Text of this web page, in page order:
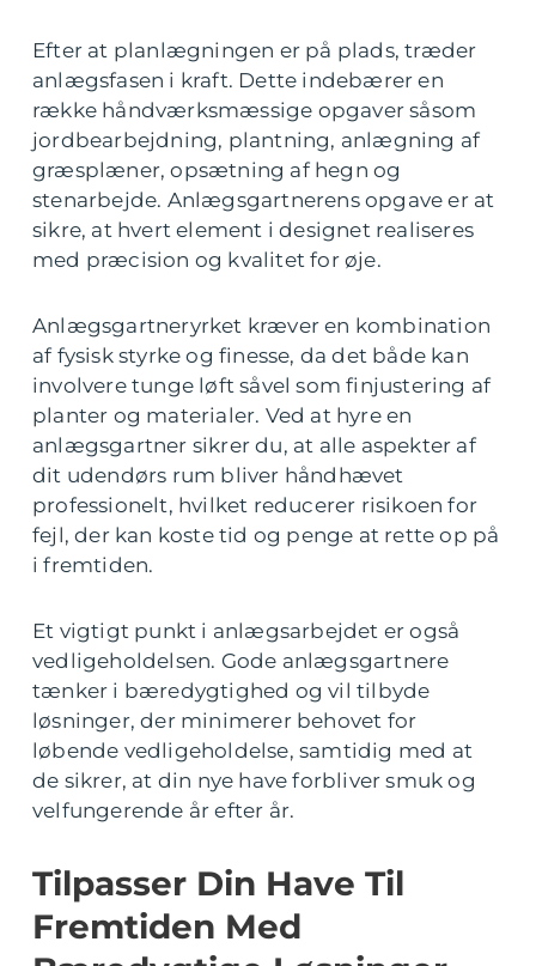
Efter at planlægningen er på plads, træder
anlægsfasen i kraft. Dette indebærer en
række håndværksmæssige opgaver såsom
jordbearbejdning, plantning, anlægning af
græsplæner, opsætning af hegn og
stenarbejde. Anlægsgartnerens opgave er at
sikre, at hvert element i designet realiseres
med præcision og kvalitet for øje.
Anlægsgartneryrket kræver en kombination
af fysisk styrke og finesse, da det både kan
involvere tunge løft såvel som finjustering af
planter og materialer. Ved at hyre en
anlægsgartner sikrer du, at alle aspekter af
dit udendørs rum bliver håndhævet
professionelt, hvilket reducerer risikoen for
fejl, der kan koste tid og penge at rette op på
i fremtiden.
Et vigtigt punkt i anlægsarbejdet er også
vedligeholdelsen. Gode anlægsgartnere
tænker i bæredygtighed og vil tilbyde
løsninger, der minimerer behovet for
løbende vedligeholdelse, samtidig med at
de sikrer, at din nye have forbliver smuk og
velfungerende år efter år.
Tilpasser Din Have Til
Fremtiden Med